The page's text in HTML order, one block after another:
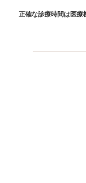
正確な診療時間は医療